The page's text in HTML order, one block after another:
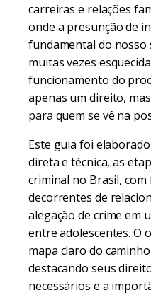
carreiras e relações
onde a presunção de
fundamental do nosso
muitas vezes
funcionamento do
apenas um direito,
para quem se vê na
Este guia foi
direta e técnica, as
criminal no Brasil, com
decorrentes de
alegação de crime em
entre adolescentes. O
mapa claro do
destacando seus
necessários e a